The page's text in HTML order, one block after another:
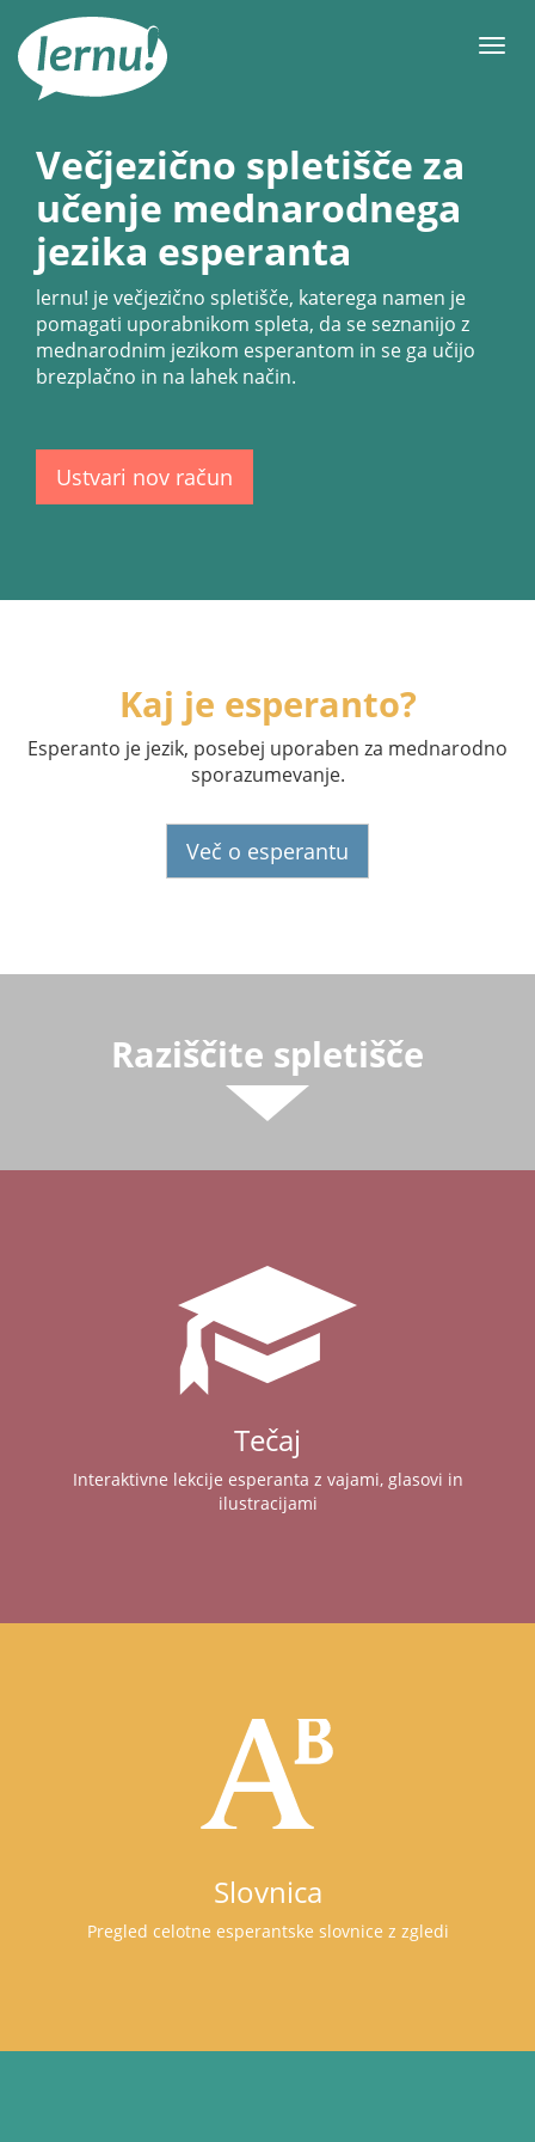
vsebini
Meni
Večjezično spletišče za
učenje mednarodnega
jezika esperanta
lernu! je večjezično spletišče, katerega namen je
pomagati uporabnikom spleta, da se seznanijo z
mednarodnim jezikom esperantom in se ga učijo
brezplačno in na lahek način.
Ustvari nov račun
Kaj je esperanto?
Esperanto je jezik, posebej uporaben za mednarodno
sporazumevanje.
Več o esperantu
Raziščite spletišče
Tečaj
Interaktivne lekcije esperanta z vajami, glasovi in
ilustracijami
Slovnica
Pregled celotne esperantske slovnice z zgledi